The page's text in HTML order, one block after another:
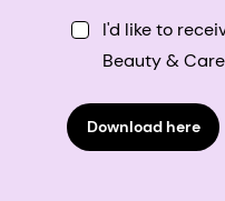
I'd like to
Beauty &
Download here